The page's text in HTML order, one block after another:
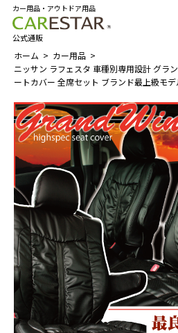
カー用品・アウトドア用品
公式通販
ホーム
カー用品
ニッサン ラフェスタ 車種別専用設計 グラ
ートカバー 全席セット ブランド最上級モ